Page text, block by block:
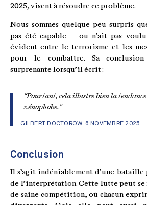
2025, visent à résoudre ce problème.
Nous sommes quelque peu surpris
pas été capable — ou n’ait pas
évident entre le terrorisme et les
pour le combattre. Sa
surprenante lorsqu’il écrit :
“Pourtant, cela illustre bien la tendance
xénophobe."
GILBERT DOCTOROW, 6 NOVEMBRE 2025
Conclusion
Il s’agit indéniablement d’une
de l’interprétation. Cette lutte peut se
de saine compétition, où chacun